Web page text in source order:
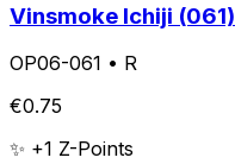
Vinsmoke Ichiji (061)
OP06-061 • R
€0.75
✨ +1 Z-Points